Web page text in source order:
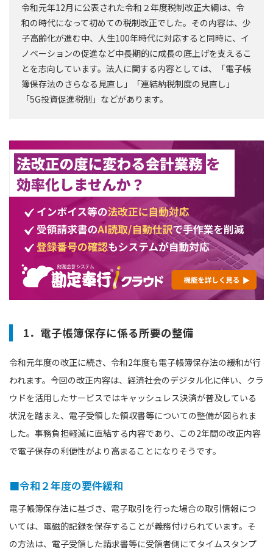
令和元年12月に公表された令和２年度税制改正大綱は、令
和の時代になって初めての税制改正でした。その内容は、少
子高齢化が進む中、人生100年時代に対応すると同時に、イ
ノベーションの促進など中長期的に成長の底上げを支えるこ
とを志向しています。法人に関する内容としては、「電子帳
簿保存法のさらなる見直し」「連結納税制度の見直し」
「5G投資促進税制」などがあります。
1．電子帳簿保存に係る所要の整備
令和元年度の改正に続き、令和2年度も電子帳簿保存法の緩和が行
われます。今回の改正内容は、経済社会のデジタル化に伴い、クラ
ウドを活用したサービスではキャッシュレス決済が普及している
状況を踏まえ、電子受領した領収書等についての整備が図られま
した。事務負担軽減に直結する内容であり、この2年間の改正内容
で電子保存の利便性がより高まることになりそうです。
■令和２年度の要件緩和
電子帳簿保存法に基づき、電子取引を行った場合の取引情報につ
いては、電磁的記録を保存することが義務付けられています。そ
の方法は、電子受領した請求書等に受領者側にてタイムスタンプ